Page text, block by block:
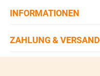
INFORMATIONEN
ZAHLUNG & VERSAND